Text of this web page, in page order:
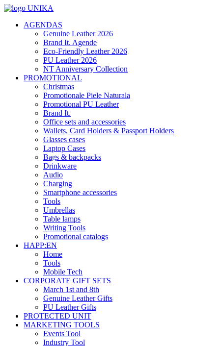
AGENDAS
Genuine Leather 2026
Brand It. Agende
Eco-Friendly Leather 2026
PU Leather 2026
NT Anniversary Collection
PROMOTIONAL
Christmas
Promotionale Piele Naturala
Promotional PU Leather
Brand It.
Office sets and accessories
Wallets, Card Holders & Passport Holders
Glasses cases
Laptop Cases
Bags & backpacks
Drinkware
Audio
Charging
Smartphone accessories
Tools
Umbrellas
Table lamps
Writing Tools
Promotional catalogs
HAPP:EN
Home
Tools
Mobile Tech
CORPORATE GIFT SETS
March 1st and 8th
Genuine Leather Gifts
PU Leather Gifts
PROTECTED UNIT
MARKETING TOOLS
Events Tool
Industry Tool